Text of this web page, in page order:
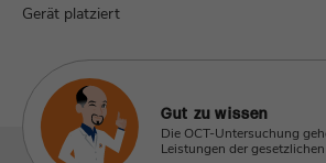
Gerät platziert
Gut zu wissen
Die OCT-Untersuchung
Leistungen der
Zweck
Dieses Cookie wird
Name
Anbieter Zoho SalesIQ
von PageSense beziehen.
Name zfccn|_zcsr_tmp